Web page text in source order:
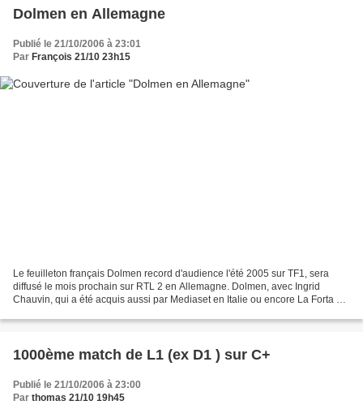
Dolmen en Allemagne
Publié le 21/10/2006 à 23:01
Par François 21/10 23h15
Le feuilleton français Dolmen record d'audience l'été 2005 sur TF1, sera
diffusé le mois prochain sur RTL 2 en Allemagne. Dolmen, avec Ingrid
Chauvin, qui a été acquis aussi par Mediaset en Italie ou encore La Forta en
1000ème match de L1 (ex D1 ) sur C+
Publié le 21/10/2006 à 23:00
Par thomas 21/10 19h45